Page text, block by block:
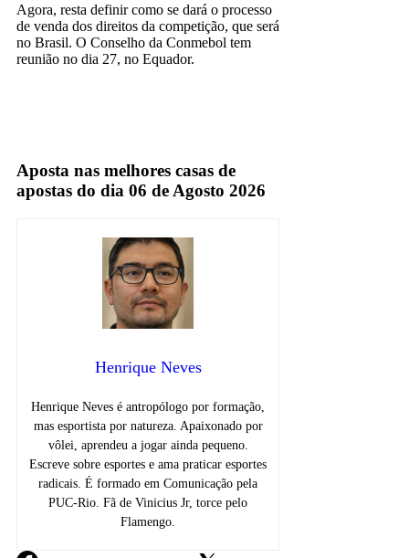
Agora, resta definir como se dará o processo
de venda dos direitos da competição, que será
no Brasil. O Conselho da Conmebol tem
reunião no dia 27, no Equador.
Aposta nas melhores casas de
apostas do dia 06 de Agosto 2026
Henrique Neves
Henrique Neves é antropólogo por formação,
mas esportista por natureza. Apaixonado por
vôlei, aprendeu a jogar ainda pequeno.
Escreve sobre esportes e ama praticar esportes
radicais. É formado em Comunicação pela
PUC-Rio. Fã de Vinicius Jr, torce pelo
Flamengo.